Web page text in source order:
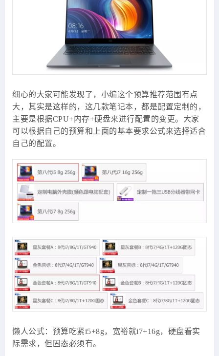
细心的大家可能发现了，小编这个预算推荐范围有点
大，其实是这样的，这几款笔记本，都是配置定制的，
主要是根据CPU+内存+硬盘来进行配置的变更。大家
可以根据自己的预算和上面的基本要求公式来选择适合
自己的配置。
懒人公式：预算吃紧i5+8g，宽裕就i7+16g，硬盘看实
际需求，但固态必须有。